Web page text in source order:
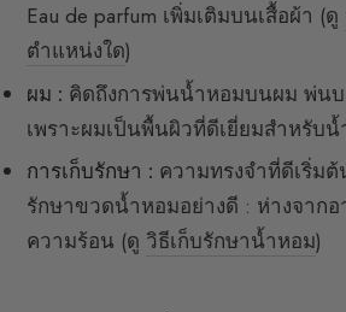
Eau de parfum เพิ่มเติมบนเสื้อผ้า (ดู
ตำแหน่งใด)
ผม : คิดถึงการพ่นน้ำหอมบนผม พ่น
เพราะผมเป็นพื้นผิวที่ดีเยี่ยมสำหรับ
การเก็บรักษา : ความทรงจำที่ดีเริ่มต้
รักษาขวดน้ำหอมอย่างดี : ห่างจากอ
ความร้อน (ดู วิธีเก็บรักษาน้ำหอม)